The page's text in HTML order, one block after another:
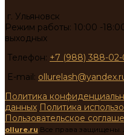
г. Ульяновск
Режим работы: 10:00 -
выходных
Телефон: +7 (988) 388-
E-mail:
Политика
данных Политика
Пользовательское
ollure.ru Все права защищены.